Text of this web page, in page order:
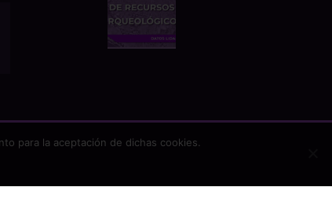
para la aceptación de dichas cookies.